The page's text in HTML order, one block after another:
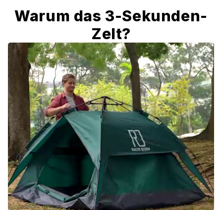
Warum das 3-Sekunden-
Zelt?